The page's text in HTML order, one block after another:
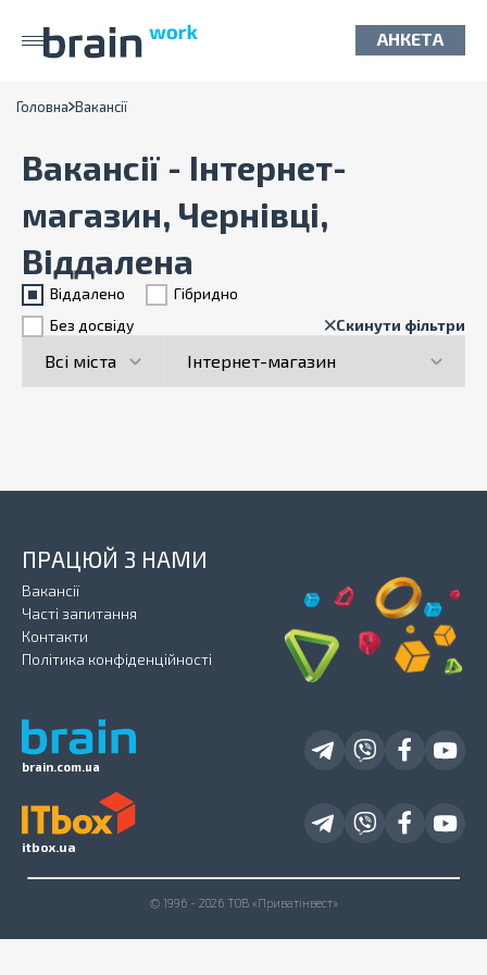
АНКЕТА
Головна Вакансії
Вакансії - Інтернет-
магазин, Чернівці,
Віддалена
Віддалено
Гiбридно
Без досвіду
Скинути фільтри
brain.com.ua
ПРАЦЮЙ З НАМИ
Вакансії
Часті запитання
Контакти
Політика конфіденційності
itbox.ua
© 1996 - 2026 ТОВ «Приватінвест»